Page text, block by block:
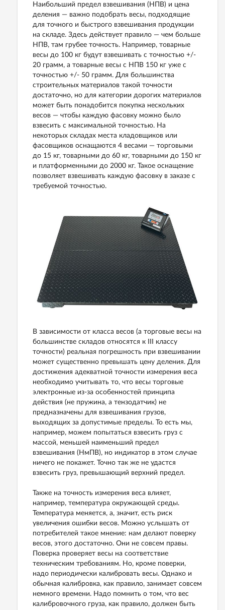
Наибольший предел взвешивания (НПВ) и цена
деления — важно подобрать весы, подходящие
для точного и быстрого взвешивания продукции
на складе. Здесь действует правило — чем больше
НПВ, там грубее точность. Например, товарные
весы до 100 кг будут взвешивать с точностью +/-
20 грамм, а товарные весы с НПВ 150 кг уже с
точностью +/- 50 грамм. Для большинства
строительных материалов такой точности
достаточно, но для категории дорогих материалов
может быть понадобится покупка нескольких
весов — чтобы каждую фасовку можно было
взвесить с максимальной точностью. На
некоторых складах места кладовщиков или
фасовщиков оснащаются 4 весами — торговыми
до 15 кг, товарными до 60 кг, товарными до 150 кг
и платформенными до 2000 кг. Такое оснащение
позволяет взвешивать каждую фасовку в заказе с
требуемой точностью.
В зависимости от класса весов (а торговые весы на
большинстве складов относятся к III классу
точности) реальная погрешность при взвешивании
может существенно превышать цену деления. Для
достижения адекватной точности измерения веса
необходимо учитывать то, что весы торговые
электронные из-за особенностей принципа
действия (не пружина, а тензодатчик) не
предназначены для взвешивания грузов,
выходящих за допустимые пределы. То есть мы,
например, можем попытаться взвесить груз с
массой, меньшей наименьший предел
взвешивания (НмПВ), но индикатор в этом случае
ничего не покажет. Точно так же не удастся
взвесить груз, превышающий верхний предел.
Также на точность измерения веса влияет,
например, температура окружающей среды.
Температура меняется, а, значит, есть риск
увеличения ошибки весов. Можно услышать от
потребителей такое мнение: нам делают поверку
весов, этого достаточно. Они не совсем правы.
Поверка проверяет весы на соответствие
техническим требованиям. Но, кроме поверки,
надо периодически калибровать весы. Однако и
обычная калибровка, как правило, занимает совсем
немного времени. Надо помнить о том, что вес
калибровочного груза, как правило, должен быть